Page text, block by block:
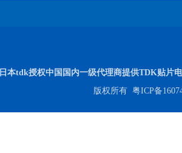
日本tdk授权中国国内一级代理商提供TDK贴片
版权所有 粤ICP备